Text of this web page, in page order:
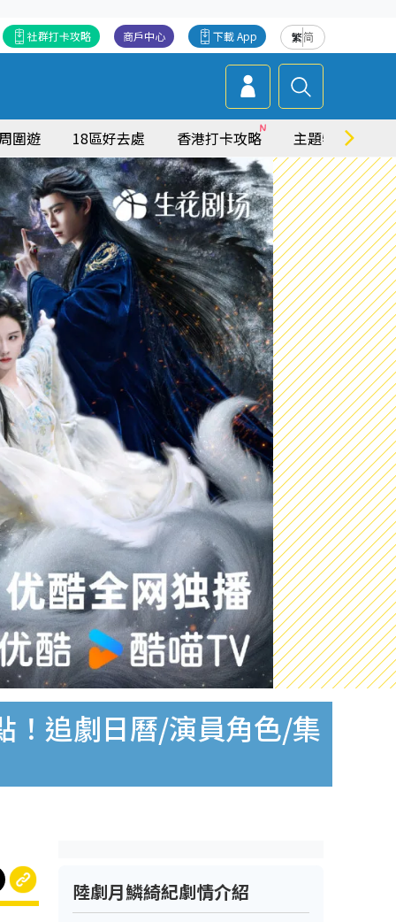
繁简
下載 App
商戶中心
社群打卡攻略
圍遊 18區好去處 香港打卡攻略 主題特集
！追劇日曆/演員角色/集
陸劇月鱗綺紀劇情介紹